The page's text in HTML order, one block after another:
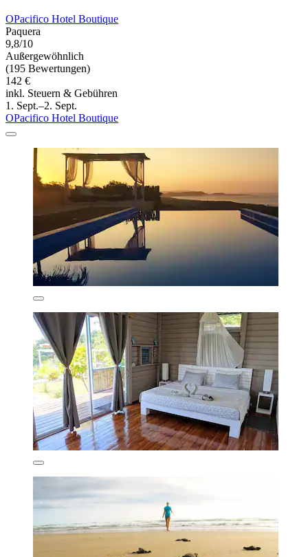
OPacifico Hotel Boutique
Paquera
9,8/10
Außergewöhnlich
(195 Bewertungen)
142 €
inkl. Steuern & Gebühren
1. Sept.–2. Sept.
OPacifico Hotel Boutique